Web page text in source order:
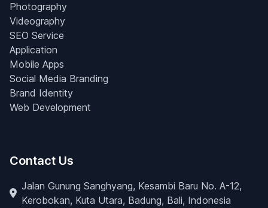
Photography
Videography
SEO Service
Application
Mobile Apps
Social Media Branding
Brand Identity
Web Development
Contact Us
Jalan Gunung Sanghyang, Kesambi Baru No. A-12,
Kerobokan, Kuta Utara, Badung, Bali, Indonesia